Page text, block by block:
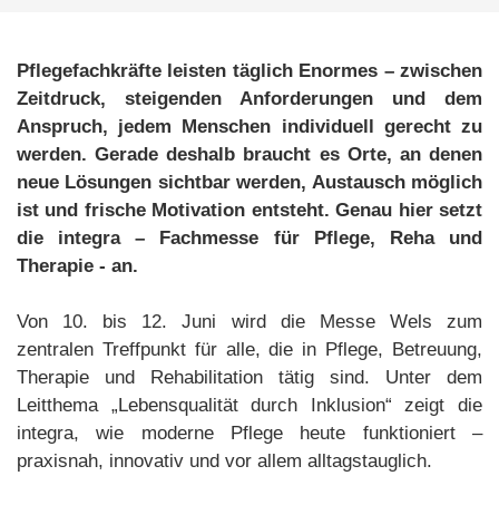
Pflegefachkräfte leisten täglich Enormes – zwischen
Zeitdruck, steigenden Anforderungen und dem
Anspruch, jedem Menschen individuell gerecht zu
werden. Gerade deshalb braucht es Orte, an denen
neue Lösungen sichtbar werden, Austausch möglich
ist und frische Motivation entsteht. Genau hier setzt
die integra – Fachmesse für Pflege, Reha und
Therapie - an.
Von 10. bis 12. Juni wird die Messe Wels zum
zentralen Treffpunkt für alle, die in Pflege, Betreuung,
Therapie und Rehabilitation tätig sind. Unter dem
Leitthema „Lebensqualität durch Inklusion“ zeigt die
integra, wie moderne Pflege heute funktioniert –
praxisnah, innovativ und vor allem alltagstauglich.